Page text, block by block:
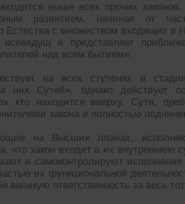
выше всех прочих
развитием, начиная от
Естества с множеством входящих в
и представляет
над всем бытиём».
на всех ступенях и
них Сутей», однако действует
кто находится вверху. Сути,
закона и полностью
на Высших планах,
что закон входит в их
и самоконтролируют
их функциональной
великую ответственность за весь